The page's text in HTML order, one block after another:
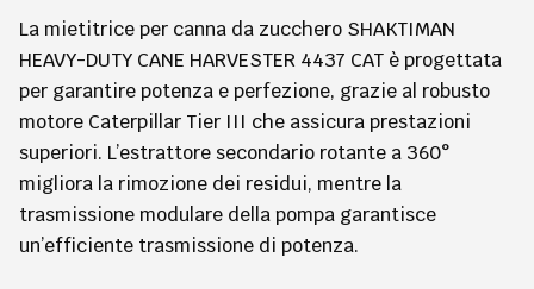
La mietitrice per canna da zucchero SHAKTIMAN
HEAVY-DUTY CANE HARVESTER 4437 CAT è progettata
per garantire potenza e perfezione, grazie al robusto
motore Caterpillar Tier III che assicura prestazioni
superiori. L’estrattore secondario rotante a 360°
migliora la rimozione dei residui, mentre la
trasmissione modulare della pompa garantisce
un’efficiente trasmissione di potenza.